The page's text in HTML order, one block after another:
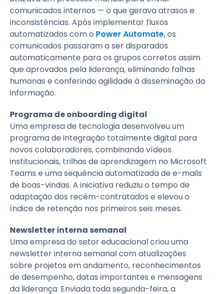
comunicados internos — o que gerava atrasos e
inconsistências. Após implementar fluxos
automatizados com o Power Automate, os
comunicados passaram a ser disparados
automaticamente para os grupos corretos assim
que aprovados pela liderança, eliminando falhas
humanas e conferindo agilidade à disseminação da
informação.
Programa de onboarding digital
Uma empresa de tecnologia desenvolveu um
programa de integração totalmente digital para
novos colaboradores, combinando vídeos
institucionais, trilhas de aprendizagem no Microsoft
Teams e uma sequência automatizada de e-mails
de boas-vindas. A iniciativa reduziu o tempo de
adaptação dos recém-contratados e elevou o
índice de retenção nos primeiros seis meses.
Newsletter interna semanal
Uma empresa do setor educacional criou uma
newsletter interna semanal com atualizações
sobre projetos em andamento, reconhecimentos
de desempenho, datas importantes e mensagens
da liderança. Enviada toda segunda-feira, a